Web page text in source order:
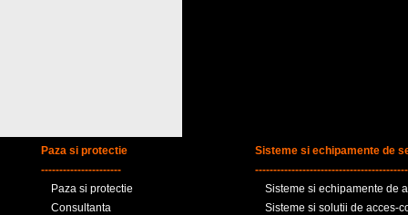
Paza si protectie
----------------------
Paza si protectie
Consultanta
Sisteme si echipamente de
Sisteme si echipamente de
Sisteme si solutii de acces-